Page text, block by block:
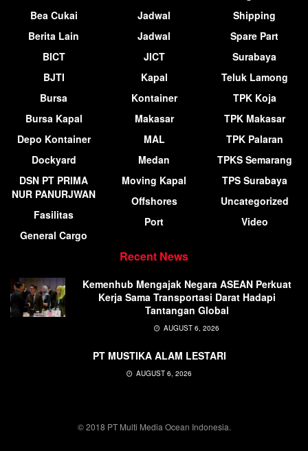
Bea Cukai
Berita Lain
BICT
BJTI
Bursa
Bursa Kapal
Depo Kontainer
Dockyard
DSN PT PRIMA
NUR PANURJWAN
Fasilitas
General Cargo
Jadwal
Jadwal
JICT
Kapal
Kontainer
Makasar
MAL
Medan
Moving Kapal
Offshores
Port
Shipping
Spare Part
Surabaya
Teluk Lamong
TPK Koja
TPK Makasar
TPK Palaran
TPKS Semarang
TPS Surabaya
Uncategorized
Video
Recent News
Kemenhub Mengajak Negara ASEAN Perkuat
Kerja Sama Transportasi Darat Hadapi
Tantangan Global
AUGUST 6, 2026
PT MUSTIKA ALAM LESTARI
AUGUST 6, 2026
© 2018 PT Multi Media Ocean Indonesia.